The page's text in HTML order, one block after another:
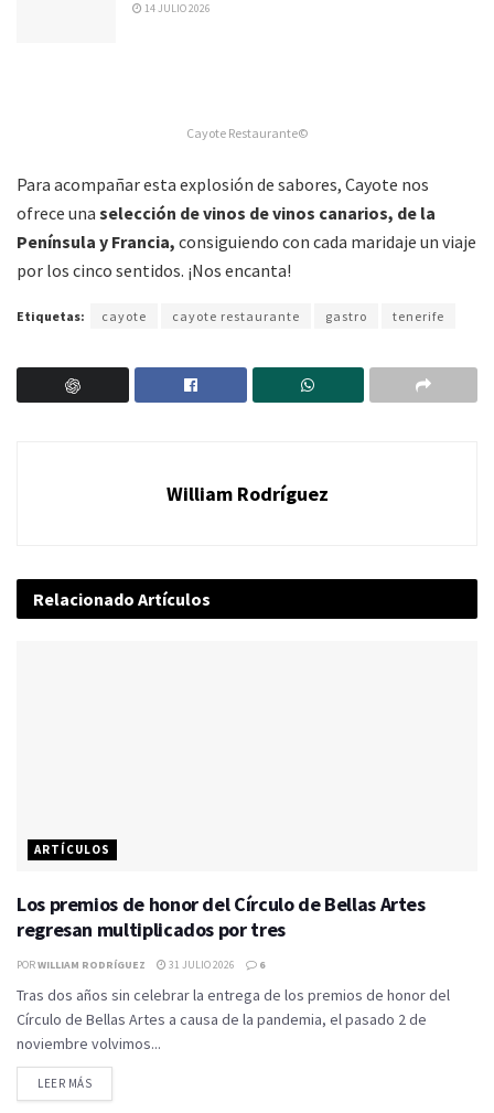
14 JULIO 2026
Cayote Restaurante©
Para acompañar esta explosión de sabores, Cayote nos
ofrece una selección de vinos de vinos canarios, de la
Península y Francia, consiguiendo con cada maridaje un viaje
por los cinco sentidos. ¡Nos encanta!
Etiquetas: cayote cayote restaurante gastro tenerife
William Rodríguez
Relacionado Artículos
ARTÍCULOS
Los premios de honor del Círculo de Bellas Artes
regresan multiplicados por tres
PORWILLIAM RODRÍGUEZ 31 JULIO 2026 6
Tras dos años sin celebrar la entrega de los premios de honor del
Círculo de Bellas Artes a causa de la pandemia, el pasado 2 de
noviembre volvimos...
LEER MÁS